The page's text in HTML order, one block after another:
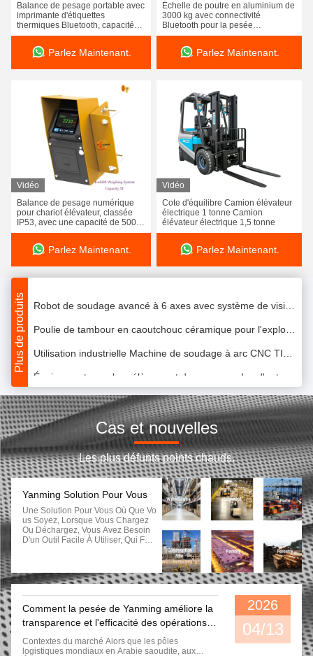
Balance de pesage portable avec
imprimante d'étiquettes
thermiques Bluetooth, capacité
de 1500 kg et corps monocoque
en aluminium
Parlez Maintenant.
Échelle de poutre en aluminium de
3000 kg avec connectivité
Bluetooth pour la pesée
industrielle
Parlez Maintenant.
Vidéo
Balance de pesage numérique
pour chariot élévateur, classée
IP53, avec une capacité de 5000
kg et un écran non tactile de 3,5
pouces pour une pesée précise
Parlez Maintenant.
Vidéo
Cote d'équilibre Camion élévateur
électrique 1 tonne Camion
élévateur électrique 1,5 tonne
Parlez Maintenant.
Plus de produits
Le robot soudeur soudage robot soudage robot positionneur
Equipement de soudage robotisé Machine de soudage laser robotisé Equipement de soudage manipulateur sur mesure
1400 mm de longueur Industrial 6 axes bras de soudage robot point à point de commande
Robot de soudage industriel à 6 axes bras robot/Robot de soudage à 6 axes avec système de vision
6 axes ARC robot de soudage fabricant 6 kg charge utile 1,4m distance d'atteinte
Bracelet robotique industriel à 6 axes pour soudage et automatisation MIG
Fabricant 6 kg 1400 mm Distance d'atteinte 6 bras de robot de soudage à axe
Fabricant de machines de soudage à bras robotisés
Cas et nouvelles
Les plus défunts points chauds.
Yanming Solution Pour Vous
Une Solution Pour Vous Où Que Vo
Us Soyez, Lorsque Vous Chargez
Ou Déchargez, Vous Avez Besoin
D'un Outil Facile À Utiliser, Qui Fon
Mions Et Chariots Élévateurs Dans
L...
Comment la pesée de Yanming améliore la
transparence et l'efficacité des opérations
mondiales de fret
Contextes du marché Alors que les pôles
logistiques mondiaux en Arabie saoudite, aux
2026
04/13